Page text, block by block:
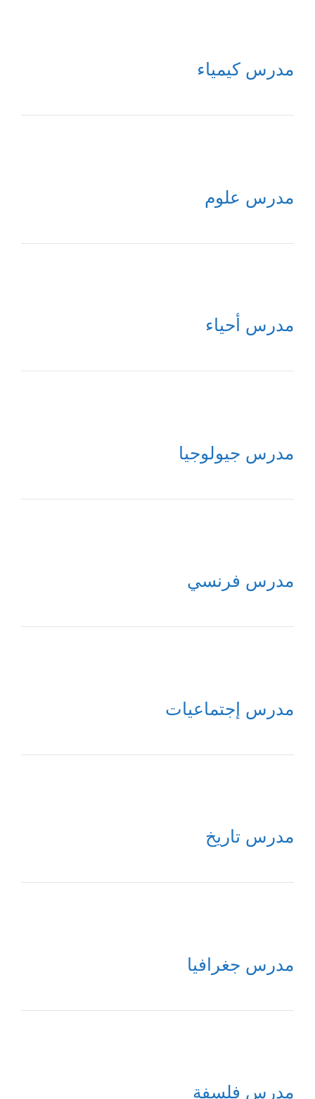
مدرس كيمياء
مدرس علوم
مدرس أحياء
مدرس جيولوجيا
مدرس فرنسي
مدرس إجتماعيات
مدرس تاريخ
مدرس جغرافيا
مدرس فلسفة